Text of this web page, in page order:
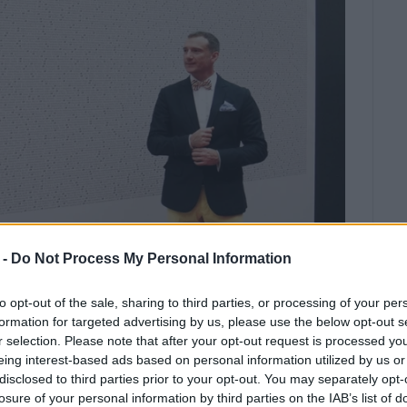
Do Not Process My Personal Information
opt-out of the sale, sharing to third parties, or processing of your
for targeted advertising by us, please use the below opt-out
selection. Please note that after your opt-out request is processed
interest-based ads based on personal information utilized by us
to third parties prior to your opt-out. You may separately
of your personal information by third parties on the IAB’s list of
German Design Award του
το ελαιόλαδο Kopos
Oil.
από το δημιουργικό γραφείο του Χρήστου